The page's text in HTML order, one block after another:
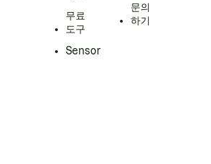
무료
도구
Sensor
문의
하기